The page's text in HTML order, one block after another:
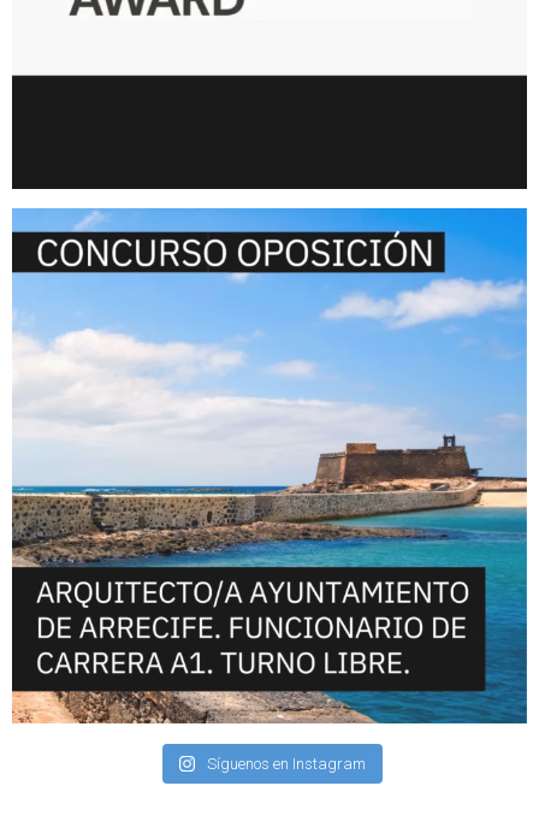
Síguenos en Instagram